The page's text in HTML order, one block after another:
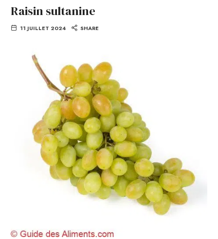
Raisin sultanine
11 JUILLET 2024 SHARE